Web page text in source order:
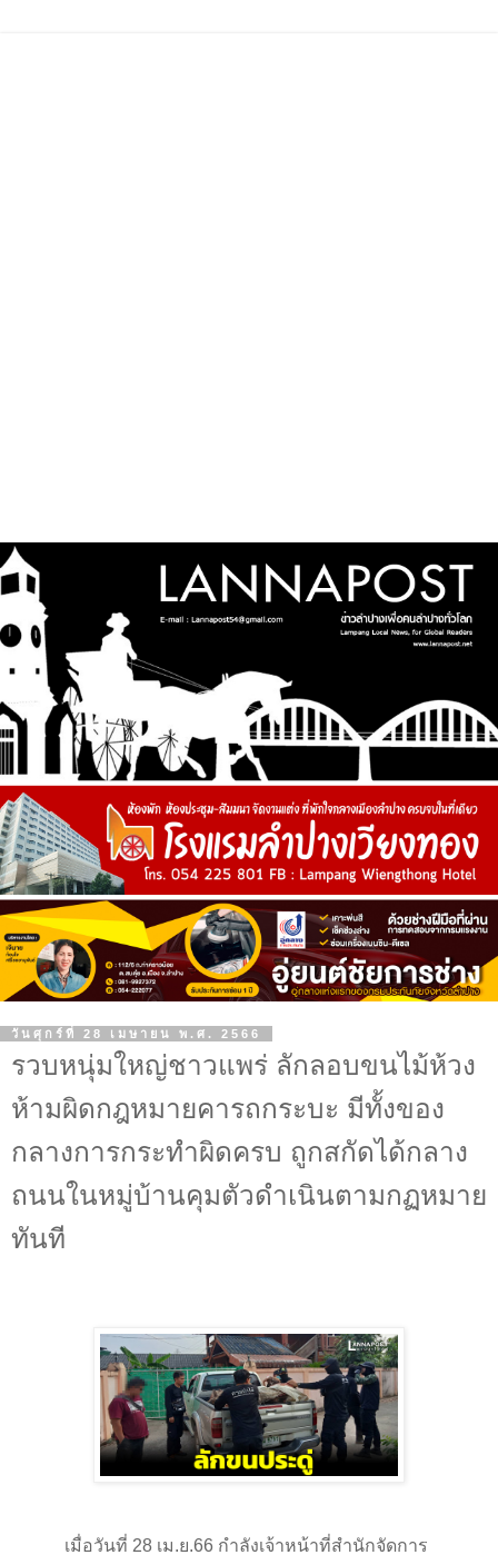
วันศุกร์ที่ 28 เมษายน พ.ศ. 2566
รวบหนุ่มใหญ่ชาวแพร่ ลักลอบขนไม้ห้วง
ห้ามผิดกฎหมายคารถกระบะ มีทั้งของ
กลางการกระทำผิดครบ ถูกสกัดได้กลาง
ถนนในหมู่บ้านคุมตัวดำเนินตามกฏหมาย
ทันที
เมื่อวันที่ 28 เม.ย.66 กำลังเจ้าหน้าที่สำนักจัดการ